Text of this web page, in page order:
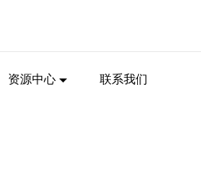
资源中心 联系我们